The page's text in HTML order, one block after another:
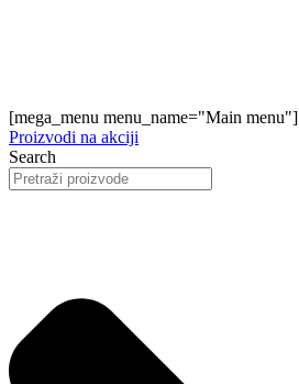
[mega_menu menu_name="Main menu"]
Proizvodi na akciji
Search